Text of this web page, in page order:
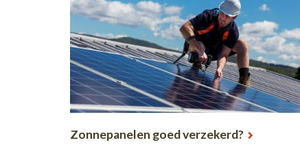
Zonnepanelen goed verzekerd?